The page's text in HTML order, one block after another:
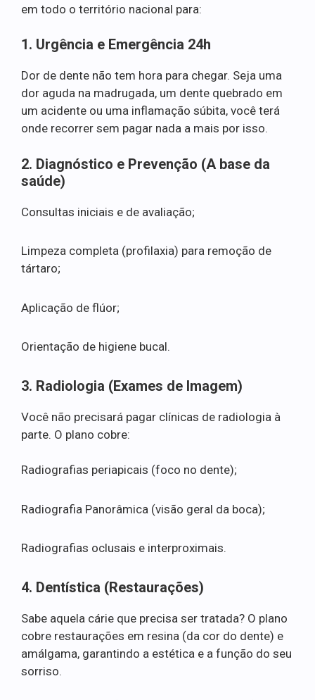
em todo o território nacional para:
1. Urgência e Emergência 24h
Dor de dente não tem hora para chegar. Seja uma
dor aguda na madrugada, um dente quebrado em
um acidente ou uma inflamação súbita, você terá
onde recorrer sem pagar nada a mais por isso.
2. Diagnóstico e Prevenção (A base da
saúde)
Consultas iniciais e de avaliação;
Limpeza completa (profilaxia) para remoção de
tártaro;
Aplicação de flúor;
Orientação de higiene bucal.
3. Radiologia (Exames de Imagem)
Você não precisará pagar clínicas de radiologia à
parte. O plano cobre:
Radiografias periapicais (foco no dente);
Radiografia Panorâmica (visão geral da boca);
Radiografias oclusais e interproximais.
4. Dentística (Restaurações)
Sabe aquela cárie que precisa ser tratada? O plano
cobre restaurações em resina (da cor do dente) e
amálgama, garantindo a estética e a função do seu
sorriso.